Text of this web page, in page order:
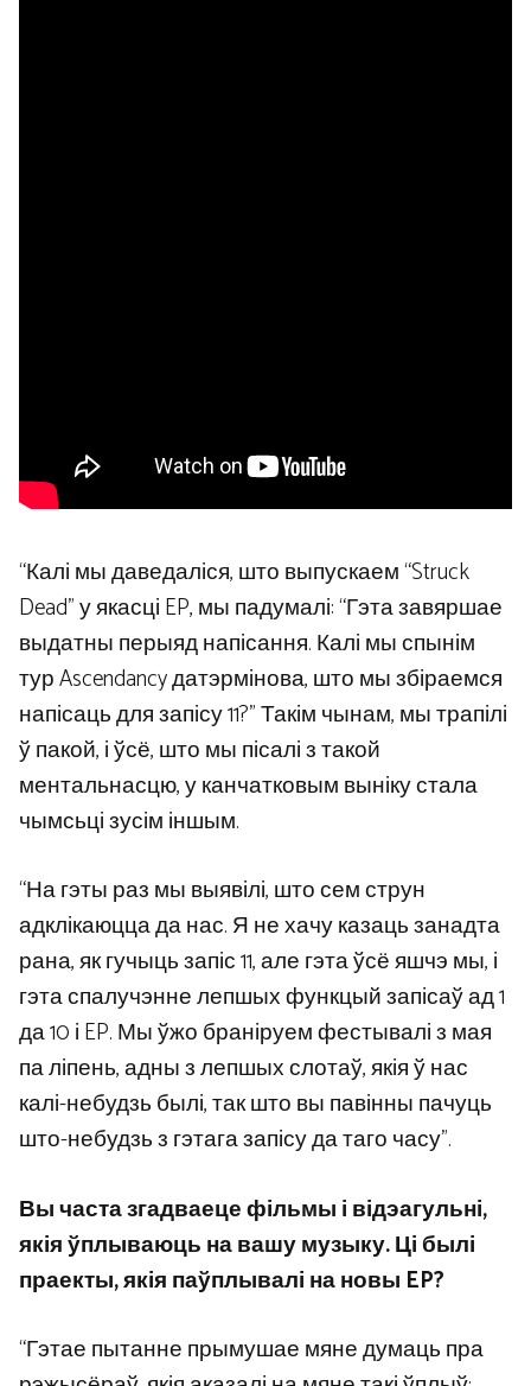
“Калі мы даведаліся, што выпускаем “Struck
Dead” у якасці EP, мы падумалі: “Гэта завяршае
выдатны перыяд напісання. Калі мы спынім
тур Ascendancy датэрмінова, што мы збіраемся
напісаць для запісу 11?” Такім чынам, мы трапілі
ў пакой, і ўсё, што мы пісалі з такой
ментальнасцю, у канчатковым выніку стала
чымсьці зусім іншым.
“На гэты раз мы выявілі, што сем струн
адклікаюцца да нас. Я не хачу казаць занадта
рана, як гучыць запіс 11, але гэта ўсё яшчэ мы, і
гэта спалучэнне лепшых функцый запісаў ад 1
да 10 і EP. Мы ўжо браніруем фестывалі з мая
па ліпень, адны з лепшых слотаў, якія ў нас
калі-небудзь былі, так што вы павінны пачуць
што-небудзь з гэтага запісу да таго часу”.
Вы часта згадваеце фільмы і відэагульні,
якія ўплываюць на вашу музыку. Ці былі
праекты, якія паўплывалі на новы EP?
“Гэтае пытанне прымушае мяне думаць пра